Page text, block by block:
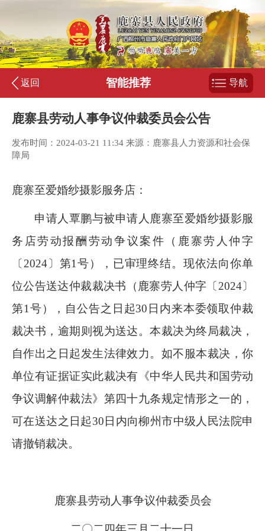
返回 智能推荐 导航
鹿寨县劳动人事争议仲裁委员会公告
发布时间：2024-03-21 11:34 来源：鹿寨县人力资源和社会保
障局
鹿寨至爱婚纱摄影服务店：
申请人覃鹏与被申请人鹿寨至爱婚纱摄影服
务店劳动报酬劳动争议案件（鹿寨劳人仲字
〔 2024〕第1号），已审理终结。现依法向你单
位公告送达仲裁裁决书（鹿寨劳人仲字〔 2024〕
第1号），自公告之日起30 日内来本委领取仲裁
裁决书，逾期则视为送达。本裁决为终局裁决，
自作出之日起发生法律效力。如不服本裁决，你
单位有证据证实此裁决有《中华人民共和国劳动
争议调解仲裁法》第四十九条规定情形之一的，
可在送达之日起30 日内向柳州市中级人民法院申
请撤销裁决。
鹿寨县劳动人事争议仲裁委员会